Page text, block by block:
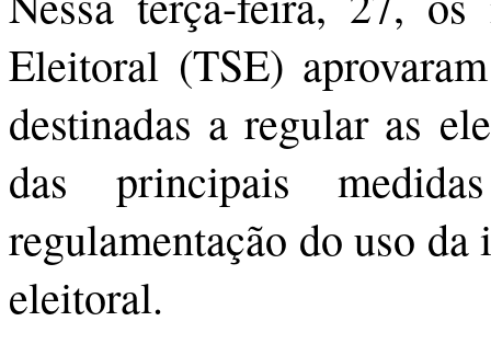
Eleitoral (TSE)
destinadas a regular as
das principais
regulamentação do uso
eleitoral.